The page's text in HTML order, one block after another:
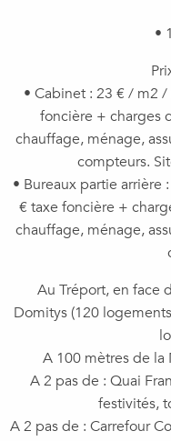
•
• Cabinet : 23 € / m2
foncière + charges
chauffage, ménage,
compteurs.
• Bureaux partie arrière
€ taxe foncière +
chauffage, ménage,
Au Tréport, en face
Domitys (120
A 100 mètres de
A 2 pas de : Quai
festivités,
A 2 pas de : Carrefour